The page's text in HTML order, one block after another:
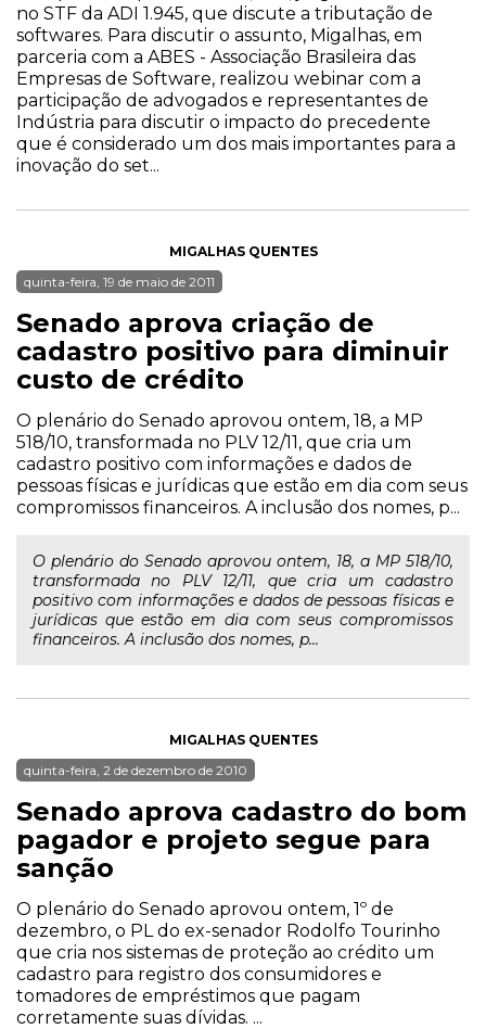
no STF da ADI 1.945, que discute a tributação de
softwares. Para discutir o assunto, Migalhas, em
parceria com a ABES - Associação Brasileira das
Empresas de Software, realizou webinar com a
participação de advogados e representantes de
Indústria para discutir o impacto do precedente
que é considerado um dos mais importantes para a
inovação do set...
MIGALHAS QUENTES
quinta-feira, 19 de maio de 2011
Senado aprova criação de
cadastro positivo para diminuir
custo de crédito
O plenário do Senado aprovou ontem, 18, a MP
518/10, transformada no PLV 12/11, que cria um
cadastro positivo com informações e dados de
pessoas físicas e jurídicas que estão em dia com seus
compromissos financeiros. A inclusão dos nomes, p...
O plenário do Senado aprovou ontem, 18, a MP 518/10,
transformada no PLV 12/11, que cria um cadastro
positivo com informações e dados de pessoas físicas e
jurídicas que estão em dia com seus compromissos
financeiros. A inclusão dos nomes, p...
MIGALHAS QUENTES
quinta-feira, 2 de dezembro de 2010
Senado aprova cadastro do bom
pagador e projeto segue para
sanção
O plenário do Senado aprovou ontem, 1º de
dezembro, o PL do ex-senador Rodolfo Tourinho
que cria nos sistemas de proteção ao crédito um
cadastro para registro dos consumidores e
tomadores de empréstimos que pagam
corretamente suas dívidas. ...